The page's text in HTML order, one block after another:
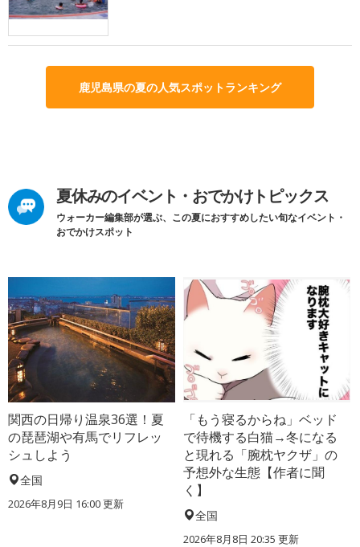
鹿児島県の夏の人気スポットランキング
夏休みのイベント・おでかけトピックス
ウォーカー編集部が選ぶ、この夏におすすめしたい旬なイベント・
おでかけスポット
関西の日帰り温泉36選！夏
の琵琶湖や有馬でリフレッ
シュしよう
全国
2026年8月9日 16:00更新
「もう寝るからね」ベッド
で待機する白猫→冬になる
と現れる「腕枕ヤクザ」の
予想外な生態【作者に聞
く】
全国
2026年8月8日 20:35 更新